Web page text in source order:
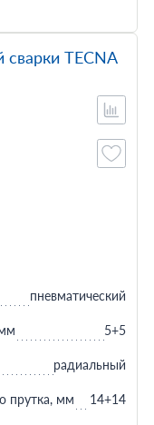
TECNA
пневматический
5+5
радиальный
прутка, мм 14+14